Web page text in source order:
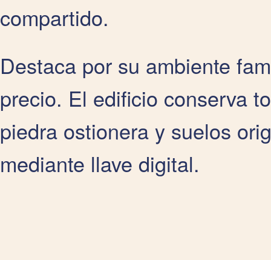
compartido.
Destaca por su ambiente
precio. El edificio conserva
piedra ostionera y suelos
mediante llave digital.